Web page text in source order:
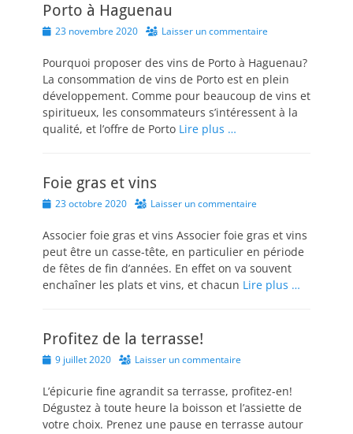
Porto à Haguenau
Posted
23 novembre 2020 Laisser un commentaire
Pourquoi proposer des vins de Porto à Haguenau?
La consommation de vins de Porto est en plein
développement. Comme pour beaucoup de vins et
spiritueux, les consommateurs s’intéressent à la
qualité, et l’offre de Porto Lire plus …
Foie gras et vins
Posted
23 octobre 2020 Laisser un commentaire
Associer foie gras et vins Associer foie gras et vins
peut être un casse-tête, en particulier en période
de fêtes de fin d’années. En effet on va souvent
enchaîner les plats et vins, et chacun Lire plus …
Profitez de la terrasse!
Posted9 juillet 2020 Laisser un commentaire
L’épicurie fine agrandit sa terrasse, profitez-en!
Dégustez à toute heure la boisson et l’assiette de
votre choix. Prenez une pause en terrasse autour